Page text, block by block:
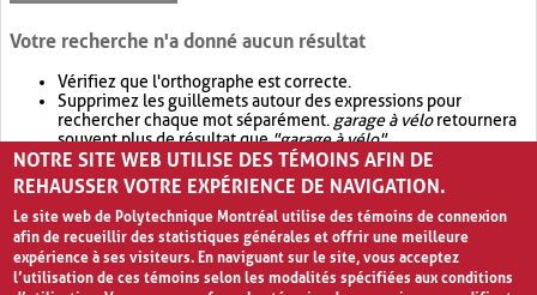
Votre recherche n'a donné aucun résultat
Vérifiez que l'orthographe est correcte.
Supprimez les guillemets autour des expressions pour
rechercher chaque mot séparément. garage à véloretournera
souvent plus de résultat que"garage à vélo".
Envisagez d'élargir votre recherche avec OR.garage OR vélo
retournera souvent plus de résultat quegarage à vélo
NOTRE SITE WEB UTILISE DES TÉMOINS AFIN DE
REHAUSSER VOTRE EXPÉRIENCE DE NAVIGATION.
Le site web de Polytechnique Montréal utilise des témoins de connexion
afin de recueillir des statistiques générales et offrir une meilleure
expérience à ses visiteurs. En naviguant sur le site, vous acceptez
l’utilisation de ces témoins selon les modalités spécifiées aux conditions